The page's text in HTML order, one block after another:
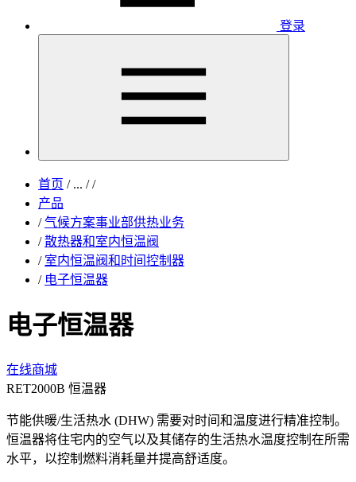
登录
首页 /... / /
产品
/ 气候方案事业部供热业务
/ 散热器和室内恒温阀
/ 室内恒温阀和时间控制器
/ 电子恒温器
电子恒温器
在线商城
RET2000B 恒温器
节能供暖/生活热水 (DHW) 需要对时间和温度进行精准控制。
恒温器将住宅内的空气以及其储存的生活热水温度控制在所需
水平，以控制燃料消耗量并提高舒适度。